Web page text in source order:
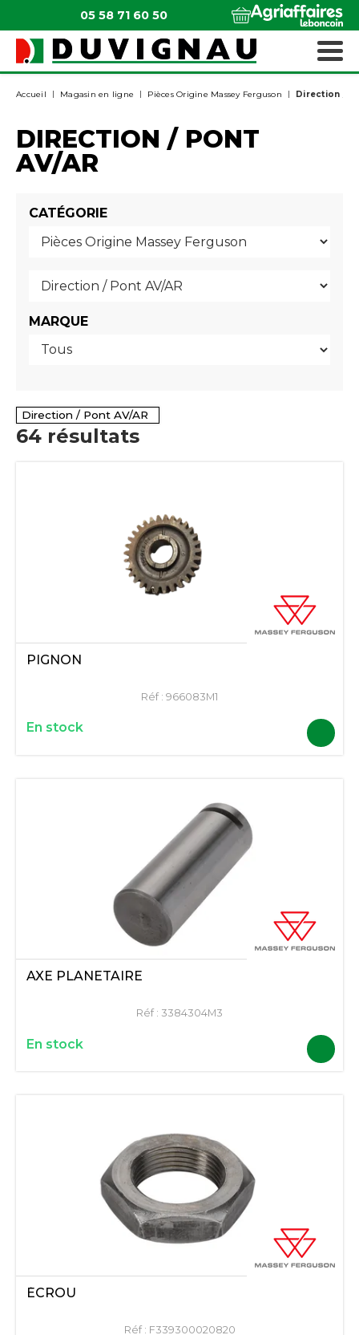
05 58 71 60 50
Accueil Magasin en ligne Pièces Origine Massey Ferguson Direction /
DIRECTION / PONT
AV/AR
CATÉGORIE
MARQUE
Direction / Pont AV/AR
64 résultats
PIGNON
Réf : 966083M1
En stock
AXE PLANETAIRE
Réf : 3384304M3
En stock
ÉCROU
Réf : F339300020820